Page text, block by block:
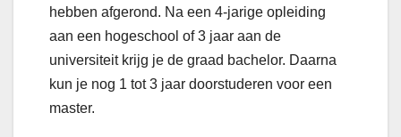
hebben afgerond. Na een 4-jarige opleiding
aan een hogeschool of 3 jaar aan de
universiteit krijg je de graad bachelor. Daarna
kun je nog 1 tot 3 jaar doorstuderen voor een
master.